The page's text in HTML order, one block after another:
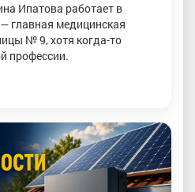
Ипатова работает в
главная медицинская
№ 9, хотя когда-то
профессии.